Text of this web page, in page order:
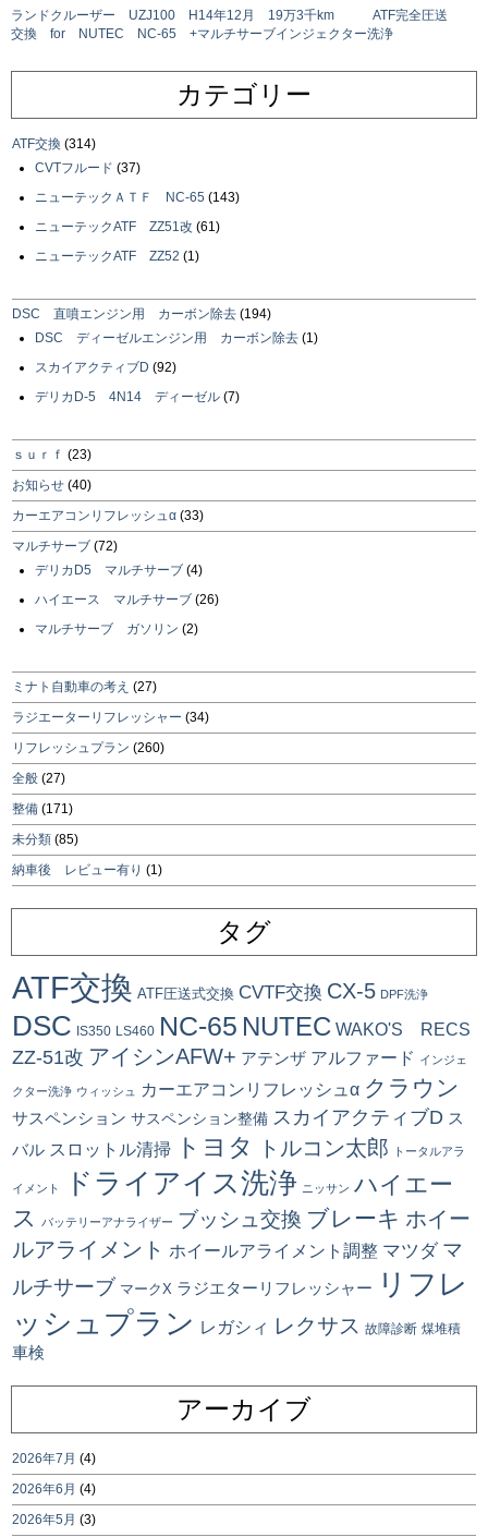
ランドクルーザー UZJ100 H14年12月 19万3千km ATF完全圧送
交換 for NUTEC NC-65 +マルチサーブインジェクター洗浄
カテゴリー
ATF交換 (314)
CVTフルード (37)
ニューテックＡＴＦ NC-65 (143)
ニューテックATF ZZ51改 (61)
ニューテックATF ZZ52 (1)
DSC 直噴エンジン用 カーボン除去 (194)
DSC ディーゼルエンジン用 カーボン除去 (1)
スカイアクティブD (92)
デリカD-5 4N14 ディーゼル (7)
ｓｕｒｆ (23)
お知らせ (40)
カーエアコンリフレッシュα (33)
マルチサーブ (72)
デリカD5 マルチサーブ (4)
ハイエース マルチサーブ (26)
マルチサーブ ガソリン (2)
ミナト自動車の考え (27)
ラジエーターリフレッシャー (34)
リフレッシュプラン (260)
全般 (27)
整備 (171)
未分類 (85)
納車後 レビュー有り (1)
タグ
ATF交換 ATF圧送式交換 CVTF交換 CX-5 DPF洗浄
DSC IS350 LS460 NC-65 NUTEC WAKO'S RECS
ZZ-51改 アイシンAFW+ アテンザ アルファード インジェ
クター洗浄 ウィッシュ カーエアコンリフレッシュα クラウン
サスペンション サスペンション整備 スカイアクティブD ス
バル スロットル清掃 トヨタ トルコン太郎 トータルアラ
イメント ドライアイス洗浄 ニッサン ハイエー
ス
バッテリーアナライザー ブッシュ交換 ブレーキ ホイー
ルアライメント ホイールアライメント調整 マツダ マ
ルチサーブ マークX ラジエターリフレッシャー
リフレ
ッシュプラン レガシィ レクサス 故障診断 煤堆積
車検
アーカイブ
2026年7月 (4)
2026年6月 (4)
2026年5月 (3)